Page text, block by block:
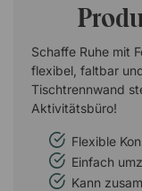
Schaffe Ruhe mit
flexibel, faltbar
Tischtrennwand
Aktivitätsbüro!
Flexible
Einfach
Kann